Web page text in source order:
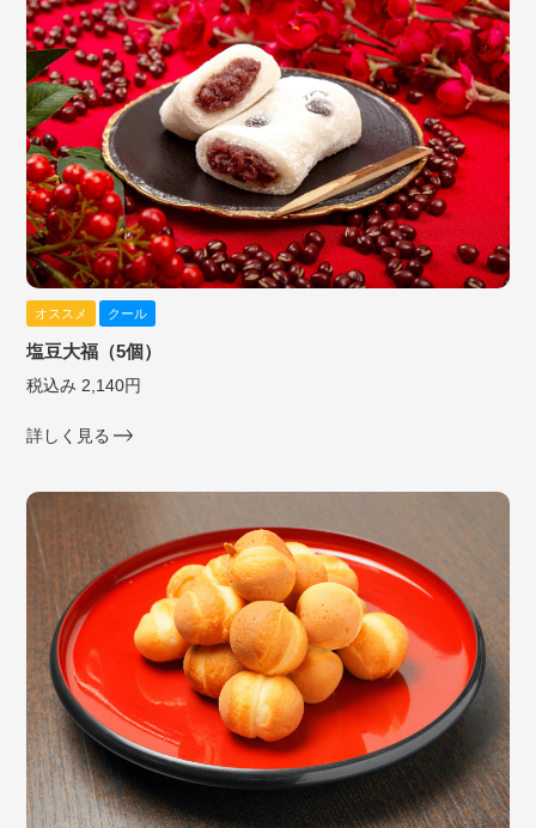
オススメ クール
塩豆大福（5個）
税込み 2,140円
詳しく見る